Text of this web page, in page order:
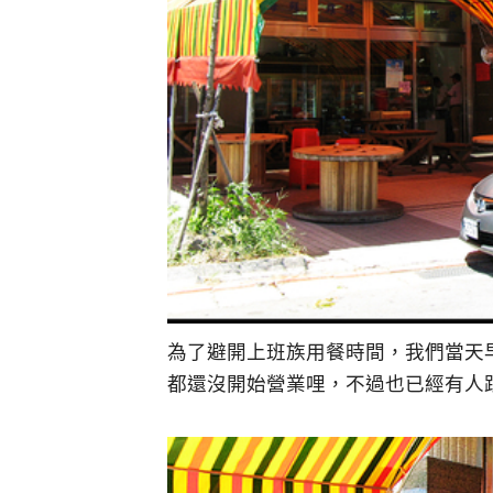
為了避開上班族用餐時間，我們當
都還沒開始營業哩，不過也已經有